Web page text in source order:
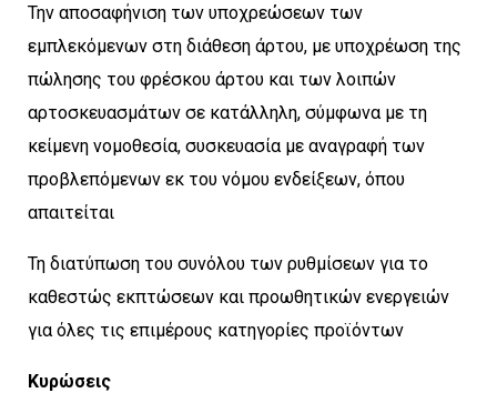
Την αποσαφήνιση των υποχρεώσεων των
εμπλεκόμενων στη διάθεση άρτου, με υποχρέωση της
πώλησης του φρέσκου άρτου και των λοιπών
αρτοσκευασμάτων σε κατάλληλη, σύμφωνα με τη
κείμενη νομοθεσία, συσκευασία με αναγραφή των
προβλεπόμενων εκ του νόμου ενδείξεων, όπου
απαιτείται
Τη διατύπωση του συνόλου των ρυθμίσεων για το
καθεστώς εκπτώσεων και προωθητικών ενεργειών
για όλες τις επιμέρους κατηγορίες προϊόντων
Κυρώσεις